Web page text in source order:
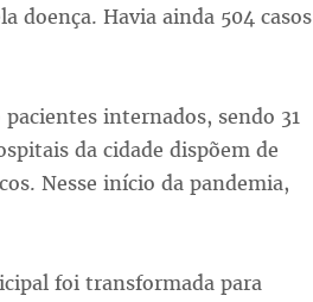
doença. Havia ainda 504 casos
internados, sendo 31
da cidade dispõem de
Nesse início da pandemia,
foi transformada para